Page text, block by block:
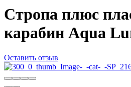
Стропа плюс
карабин Aqua
Оставить отзыв